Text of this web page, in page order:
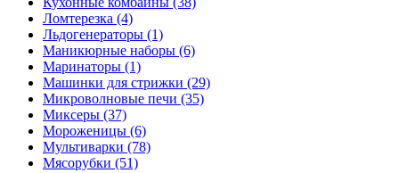
Ломтерезка (4)
Льдогенераторы (1)
Маникюрные наборы (6)
Маринаторы (1)
Машинки для стрижки (29)
Микроволновые печи (35)
Миксеры (37)
Мороженицы (6)
Мультиварки (78)
Мясорубки (51)